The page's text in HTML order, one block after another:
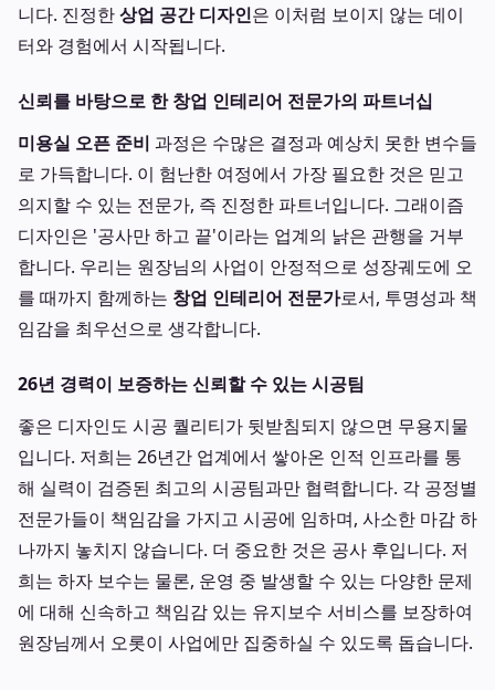
니다. 진정한상업 공간 디자인은 이처럼 보이지 않는 데이
터와 경험에서 시작됩니다.
신뢰를 바탕으로 한 창업 인테리어 전문가의 파트너십
미용실 오픈 준비 과정은 수많은 결정과 예상치 못한 변수들
로 가득합니다. 이 험난한 여정에서 가장 필요한 것은 믿고
의지할 수 있는 전문가, 즉 진정한 파트너입니다. 그래이즘
디자인은 '공사만 하고 끝'이라는 업계의 낡은 관행을 거부
합니다. 우리는 원장님의 사업이 안정적으로 성장궤도에 오
를 때까지 함께하는 창업 인테리어 전문가로서, 투명성과 책
임감을 최우선으로 생각합니다.
26년 경력이 보증하는 신뢰할 수 있는 시공팀
좋은 디자인도 시공 퀄리티가 뒷받침되지 않으면 무용지물
입니다. 저희는 26년간 업계에서 쌓아온 인적 인프라를 통
해 실력이 검증된 최고의 시공팀과만 협력합니다. 각 공정별
전문가들이 책임감을 가지고 시공에 임하며, 사소한 마감 하
나까지 놓치지 않습니다. 더 중요한 것은 공사 후입니다. 저
희는 하자 보수는 물론, 운영 중 발생할 수 있는 다양한 문제
에 대해 신속하고 책임감 있는 유지보수 서비스를 보장하여
원장님께서 오롯이 사업에만 집중하실 수 있도록 돕습니다.